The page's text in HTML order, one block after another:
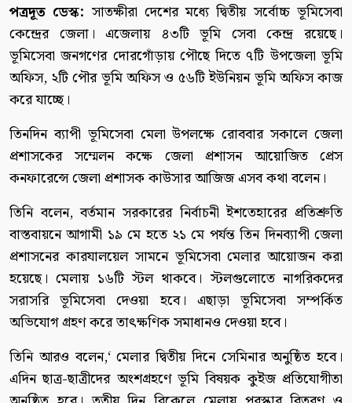
পত্রদূত ডেস্ক: সাতক্ষীরা দেশের মধ্যে দ্বিতীয় সর্বোচ্চ ভূমিসেবা
কেন্দ্রের জেলা। এজেলায় ৪৩টি ভূমি সেবা কেন্দ্র রয়েছে।
ভূমিসেবা জনগণের দোরগোঁড়ায় পৌছে দিতে ৭টি উপজেলা ভূমি
অফিস, ২টি পৌর ভূমি অফিস ও ৫৬টি ইউনিয়ন ভূমি অফিস কাজ
করে যাচ্ছে।
তিনদিন ব্যাপী ভূমিসেবা মেলা উপলক্ষে রোববার সকালে জেলা
প্রশাসকের সম্মেলন কক্ষে জেলা প্রশাসন আয়োজিত প্রেস
কনফারেন্সে জেলা প্রশাসক কাউসার আজিজ এসব কথা বলেন।
তিনি বলেন, বর্তমান সরকারের নির্বাচনী ইশতেহারের প্রতিশ্রুতি
বাস্তবায়নে আগামী ১৯ মে হতে ২১ মে পর্যন্ত তিন দিনব্যাপী জেলা
প্রশাসনের কারযালয়েল সামনে ভূমিসেবা মেলার আয়োজন করা
হয়েছে। মেলায় ১৬টি স্টল থাকবে। স্টলগুলোতে নাগরিকদের
সরাসরি ভূমিসেবা দেওয়া হবে। এছাড়া ভূমিসেবা সম্পর্কিত
অভিযোগ গ্রহণ করে তাৎক্ষণিক সমাধানও দেওয়া হবে।
তিনি আরও বলেন,‘ মেলার দ্বিতীয় দিনে সেমিনার অনুষ্ঠিত হবে।
এদিন ছাত্র-ছাত্রীদের অংশগ্রহণে ভূমি বিষয়ক কুইজ প্রতিযোগীতা